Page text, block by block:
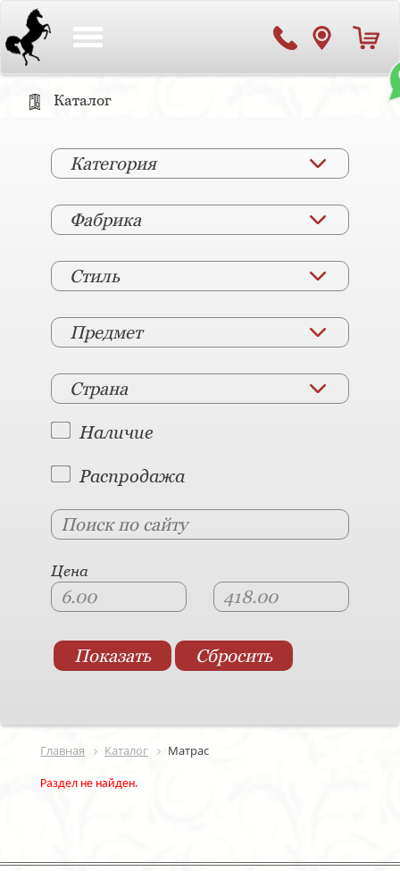
Каталог
Категория
Фабрика
Стиль
Предмет
Страна
Наличие
Распродажа
Цена
Главная Каталог Матраc
Раздел не найден.